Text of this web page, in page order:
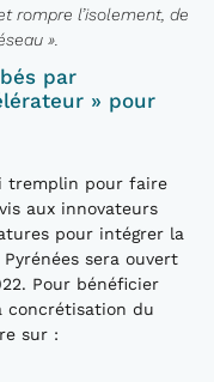
rompre l’isolement, de
».
par
» pour
tremplin pour faire
aux innovateurs
pour intégrer la
Pyrénées sera ouvert
Pour bénéficier
concrétisation du
sur :